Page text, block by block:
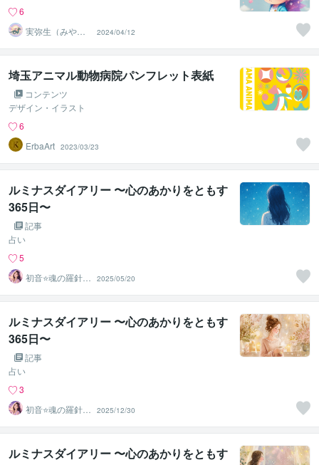
6
実弥生（みや
の）
2024/04/12
埼玉アニマル動物病院パンフレット表紙
コンテンツ
デザイン・イラスト
6
ErbaArt 2023/03/23
ルミナスダイアリー 〜心のあかりをともす
365日〜
記事
占い
5
初音⭐️魂の羅針盤
ルミナススター
鑑定
2025/05/20
ルミナスダイアリー 〜心のあかりをともす
365日〜
記事
占い
3
初音⭐️魂の羅針盤
ルミナススター
鑑定
2025/12/30
ルミナスダイアリー 〜心のあかりをともす